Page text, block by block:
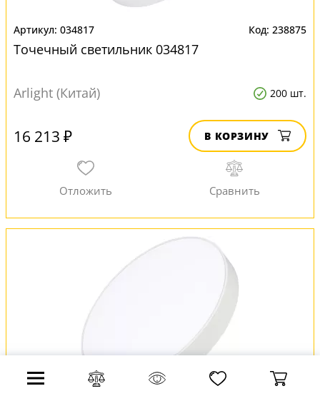
034817 238875
Точечный светильник 034817
Arlight (Китай) 200 шт.
16 213 ₽ В КОРЗИНУ